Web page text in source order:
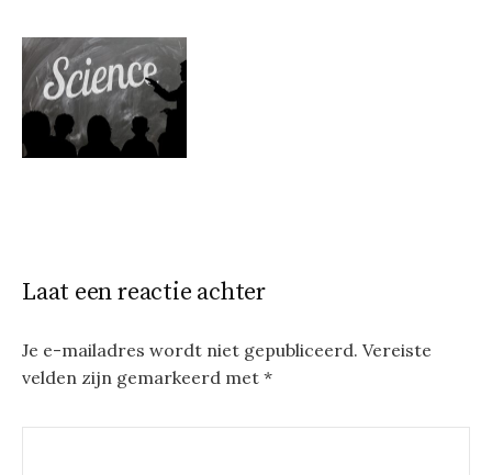
Laat een reactie achter
Je e-mailadres wordt niet gepubliceerd. Vereiste
velden zijn gemarkeerd met *